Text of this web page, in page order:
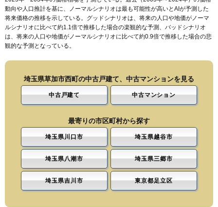
動向や人口推計を基に、ノーマルシナリオは最も可能性が高いとAIが予測した
将来価格の推移を示している。グッドシナリオは、将来の人口や地価がノーマ
ルシナリオに比べて約1.1倍で推移した場合の楽観的な予測、バッドシナリオ
は、将来の人口や地価がノーマルシナリオに比べて約0.9倍で推移した場合の悲
観的な予測となっている。
埼玉県草加市西町の中古戸建て、中古マンションを見る
中古戸建て 中古マンション
最寄りの市区町村から探す
埼玉県川口市 埼玉県越谷市
埼玉県八潮市 埼玉県三郷市
埼玉県吉川市 東京都足立区